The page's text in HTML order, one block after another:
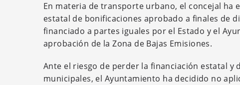
En materia de transporte urbano, el concejal ha
estatal de bonificaciones aprobado a finales de
financiado a partes iguales por el Estado y el
aprobación de la Zona de Bajas Emisiones.
Ante el riesgo de perder la financiación estatal
municipales, el Ayuntamiento ha decidido no